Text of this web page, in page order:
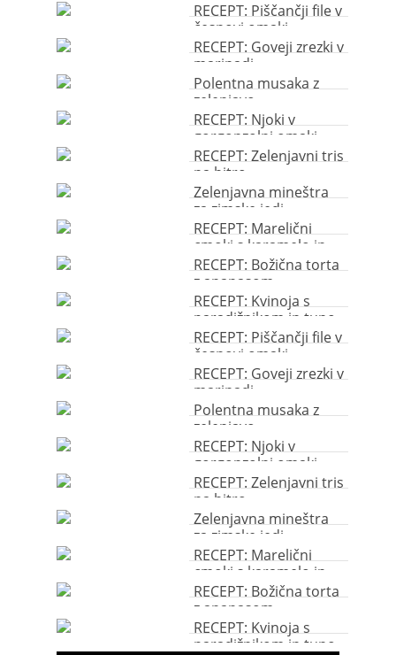
RECEPT: Piščančji file v
česnovi omaki
RECEPT: Goveji zrezki v
marinadi
Polentna musaka z
zelenjavo
RECEPT: Njoki v
gorgonzolni omaki
RECEPT: Zelenjavni tris
na hitro
Zelenjavna mineštra
za zimske jedi
RECEPT: Marelični
cmoki s karamelo in
drobtinami
RECEPT: Božična torta
z ananasom
RECEPT: Kvinoja s
paradižnikom in tuno
RECEPT: Piščančji file v
česnovi omaki
RECEPT: Goveji zrezki v
marinadi
Polentna musaka z
zelenjavo
RECEPT: Njoki v
gorgonzolni omaki
RECEPT: Zelenjavni tris
na hitro
Zelenjavna mineštra
za zimske jedi
RECEPT: Marelični
cmoki s karamelo in
drobtinami
RECEPT: Božična torta
z ananasom
RECEPT: Kvinoja s
paradižnikom in tuno